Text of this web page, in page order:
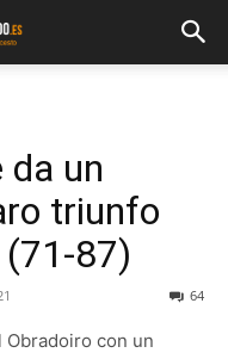
da un
triunfo
(71-87)
64
Obradoiro con un